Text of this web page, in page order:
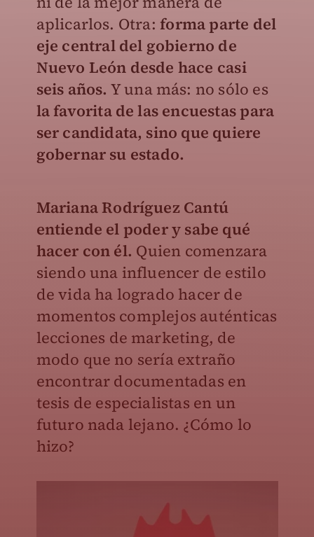
aplicarlos. Otra:forma parte del
eje central del gobierno de
Nuevo León desde hace casi
seis años. Y una más: no sólo es
la favorita de las encuestas para
ser candidata, sino que quiere
gobernar su estado.
Mariana Rodríguez Cantú
entiende el poder y sabe qué
hacer con él. Quien comenzara
siendo una influencer de estilo
de vida ha logrado hacer de
momentos complejos auténticas
lecciones de marketing, de
modo que no sería extraño
encontrar documentadas en
tesis de especialistas en un
futuro nada lejano. ¿Cómo lo
hizo?